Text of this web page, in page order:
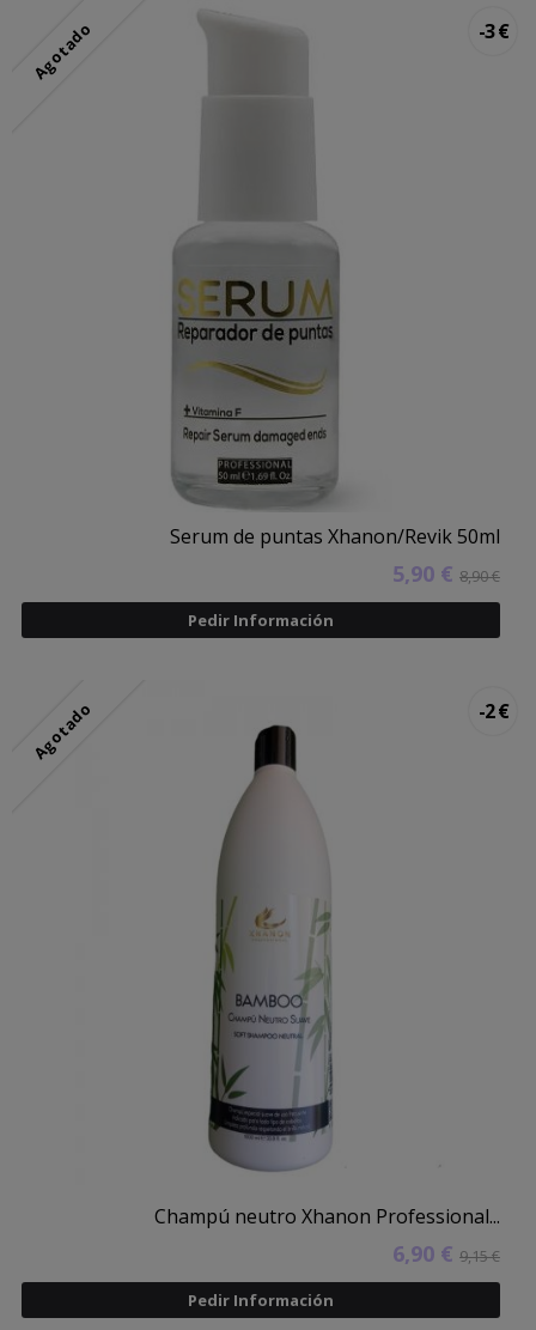
Agotado -3 €
Serum de puntas Xhanon/Revik 50ml
5,90 € 8,90 €
Pedir Información
Agotado -2 €
Champú neutro Xhanon Professional...
6,90 € 9,15 €
Pedir Información